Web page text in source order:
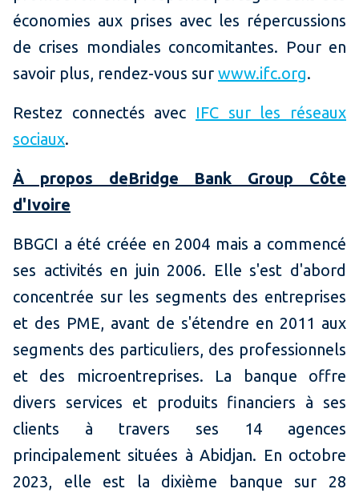
économies aux prises avec les répercussions
de crises mondiales concomitantes. Pour en
savoir plus, rendez-vous sur www.ifc.org.
Restez connectés avec IFC sur les réseaux
sociaux.
À propos deBridge Bank Group Côte
d'Ivoire
BBGCI a été créée en 2004 mais a commencé
ses activités en juin 2006. Elle s'est d'abord
concentrée sur les segments des entreprises
et des PME, avant de s'étendre en 2011 aux
segments des particuliers, des professionnels
et des microentreprises. La banque offre
divers services et produits financiers à ses
clients à travers ses 14 agences
principalement situées à Abidjan. En octobre
2023, elle est la dixième banque sur 28